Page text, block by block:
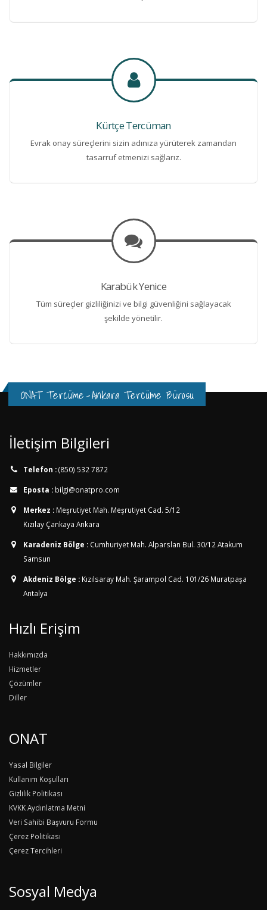
Kürtçe Tercüman
Evrak onay süreçlerini sizin adınıza yürüterek zamandan
tasarruf etmenizi sağlarız.
Karabük Yenice
Tüm süreçler gizliliğinizi ve bilgi güvenliğini sağlayacak
şekilde yönetilir.
ONAT Tercüme-Ankara Tercüme Bürosu
İletişim Bilgileri
Telefon :(850) 532 7872
Eposta : bilgi@onatpro.com
Merkez : Meşrutiyet Mah. Meşrutiyet Cad. 5/12
Kızılay Çankaya Ankara
Karadeniz Bölge : Cumhuriyet Mah. Alparslan Bul. 30/12 Atakum
Samsun
Akdeniz Bölge : Kızılsaray Mah. Şarampol Cad. 101/26 Muratpaşa
Antalya
Hızlı Erişim
Hakkımızda
Hizmetler
Çözümler
Diller
ONAT
Yasal Bilgiler
Kullanım Koşulları
Gizlilik Politikası
KVKK Aydınlatma Metni
Veri Sahibi Başvuru Formu
Çerez Politikası
Çerez Tercihleri
Sosyal Medya